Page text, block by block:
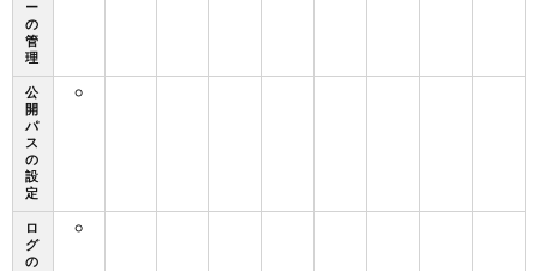
ー
の
管
理
公
開
パ
ス
の
設
定
○
ロ
グ
の
○